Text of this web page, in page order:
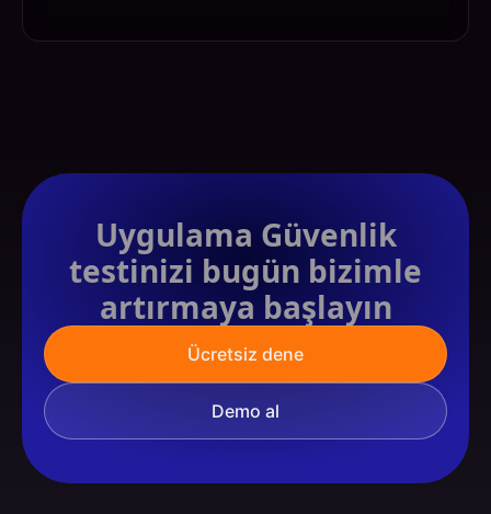
Uygulama Güvenlik
testinizi bugün bizimle
artırmaya başlayın
Ücretsiz dene
Demo al